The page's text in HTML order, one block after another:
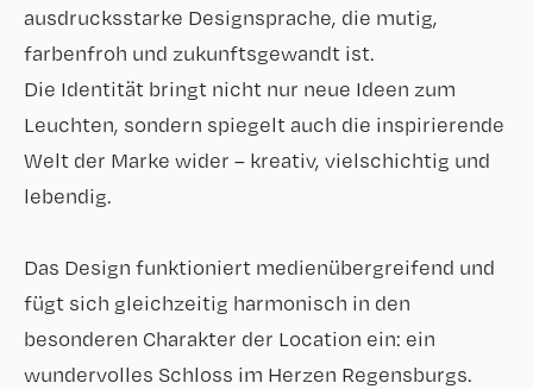
ausdrucksstarke Designsprache, die mutig,
farbenfroh und zukunftsgewandt ist.
Die Identität bringt nicht nur neue Ideen zum
Leuchten, sondern spiegelt auch die inspirierende
Welt der Marke wider – kreativ, vielschichtig und
lebendig.
Das Design funktioniert medienübergreifend und
fügt sich gleichzeitig harmonisch in den
besonderen Charakter der Location ein: ein
wundervolles Schloss im Herzen Regensburgs.